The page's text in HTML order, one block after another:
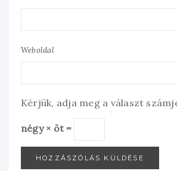
Weboldal
Kérjük, adja meg a választ
négy × öt =